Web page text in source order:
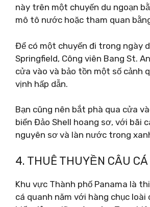
này trên một chuyến du ngoạn
mô tô nước hoặc tham quan
Để có một chuyến đi trong ngày
Springfield, Công viên Bang St.
cửa vào và bảo tồn một số cảnh
vịnh hấp dẫn.
Bạn cũng nên bắt phà qua cửa
biển Đảo Shell hoang sơ, với bãi
nguyên sơ và làn nước trong
4. THUÊ THUYỀN CÂU CÁ
Khu vực Thành phố Panama là
cá quanh năm với hàng chục loài